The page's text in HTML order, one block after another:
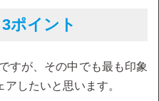
ポイント
すが、その中でも最も印象
したいと思います。